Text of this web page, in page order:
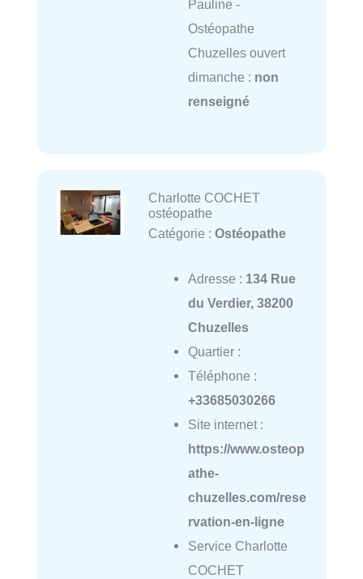
Pauline -
Ostéopathe
Chuzelles ouvert
dimanche : non
renseigné
Charlotte COCHET
ostéopathe
Catégorie : Ostéopathe
Adresse : 134 Rue
du Verdier, 38200
Chuzelles
Quartier :
Téléphone :
+33685030266
Site internet :
https://www.osteop
athe-
chuzelles.com/rese
rvation-en-ligne
Service Charlotte
COCHET